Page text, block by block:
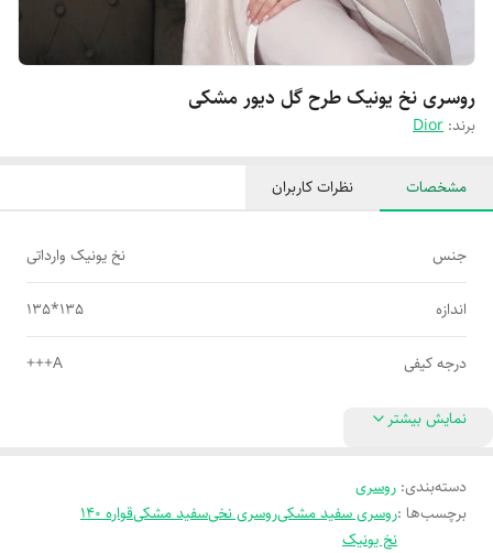
روسری نخ یونیک طرح گل دیور مشکی
برند: Dior
مشخصات نظرات کاربران
جنس نخ یونیک وارداتی
اندازه 135*135
درجه کیفی A+++
نمایش بیشتر
دسته‌بندی: روسری
برچسب‌ها :روسری سفید مشکیروسری نخیسفید مشکیقواره 140
نخ یونیک